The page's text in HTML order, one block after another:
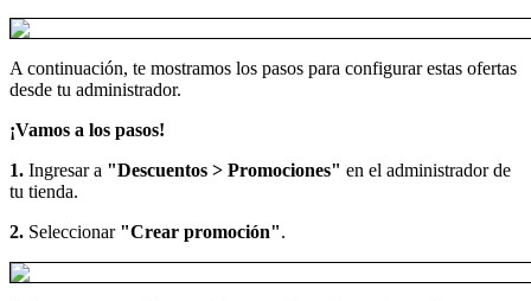
A continuación, te mostramos los pasos para configurar estas ofertas
desde tu administrador.
¡Vamos a los pasos!
1. Ingresar a "Descuentos > Promociones" en el administrador de
tu tienda.
2. Seleccionar "Crear promoción".